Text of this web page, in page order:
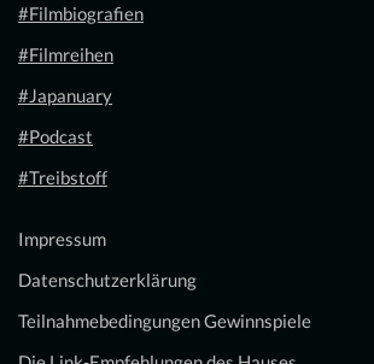
#Filmbiografien
#Filmreihen
#Japanuary
#Podcast
#Treibstoff
Impressum
Datenschutzerklärung
Teilnahmebedingungen Gewinnspiele